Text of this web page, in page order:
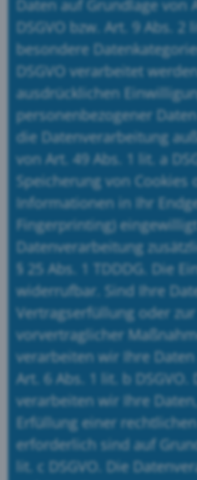
Daten auf Grundlage von
DSGVO bzw. Art. 9 Abs. 2
besondere
DSGVO verarbeitet
ausdrücklichen
personenbezogener
die Datenverarbeitung
von Art. 49 Abs. 1 lit. a
Speicherung von
Informationen in Ihr
Fingerprinting)
Datenverarbeitung
§ 25 Abs. 1 TDDDG. Die
widerrufbar. Sind Ihre
Vertragserfüllung oder
vorvertraglicher
verarbeiten wir Ihre
Art. 6 Abs. 1 lit. b DSGVO.
verarbeiten wir Ihre
Erfüllung einer
erforderlich sind auf
lit. c DSGVO. Die